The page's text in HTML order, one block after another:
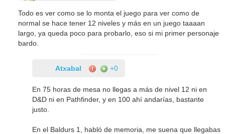
Todo es ver como se lo monta el juego para ver como de
normal se hace tener 12 niveles y más en un juego taaaan
largo, ya queda poco para probarlo, eso si mi primer personaje
bardo.
Atxabal +0
En 75 horas de mesa no llegas a más de nivel 12 ni en
D&D ni en Pathfinder, y en 100 ahí andarías, bastante
justo.
En el Baldurs 1, habló de memoria, me suena que llegabas